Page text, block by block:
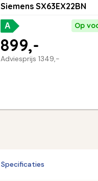
Siemens SX63EX22BN
A Op
Adviesprijs 1349,-
899,-
Specificaties